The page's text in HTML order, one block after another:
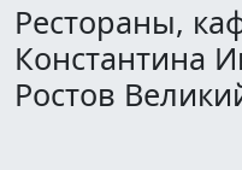
Рестораны,
Константина
Ростов